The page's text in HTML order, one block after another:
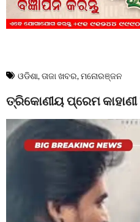
ଓଡିଶା,ତାଜା ଖବର,ମନୋରଞ୍ଜନ
ତ୍ରିକୋଣୀୟ ପ୍ରେମ କାହାଣୀ